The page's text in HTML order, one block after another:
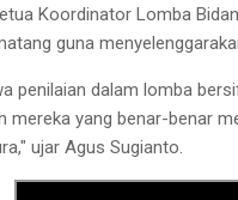
Koordinator Lomba
guna
penilaian dalam lomba
mereka yang benar-benar
ujar Agus Sugianto.